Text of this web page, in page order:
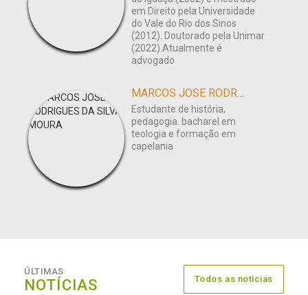
em Direito pela Universidade
do Vale do Rio dos Sinos
(2012). Doutorado pela Unimar
(2022).Atualmente é
advogado
MARCOS JOSE RODRIGUES DA SILVA MOURA
Estudante de história,
pedagogia. bacharel em
teologia e formação em
capelania
ÚLTIMAS
NOTÍCIAS Todos as noticias